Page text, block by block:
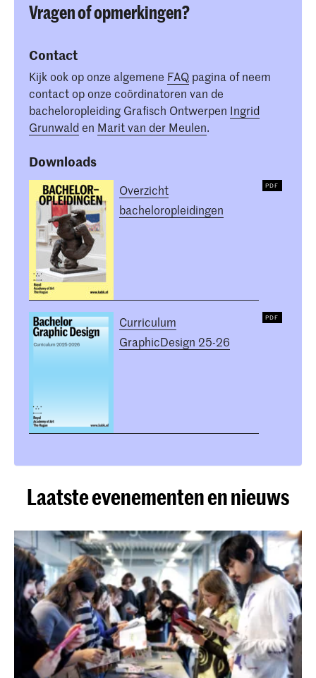
Vragen of opmerkingen?
Contact
Kijk ook op onze algemene FAQ pagina of neem
contact op onze coördinatoren van de
bacheloropleiding Grafisch Ontwerpen Ingrid
Grunwalden Marit van der Meulen.
Downloads
Overzicht
bacheloropleidingen
Curriculum
GraphicDesign 25-26
Laatste evenementen en nieuws